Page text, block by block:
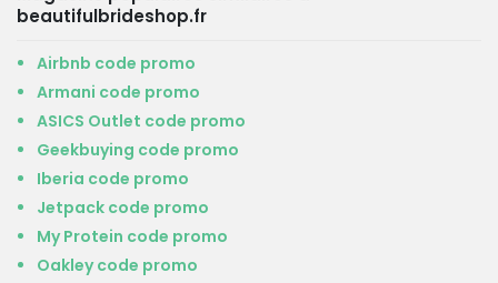
beautifulbrideshop.fr
Airbnb code promo
Armani code promo
ASICS Outlet code promo
Geekbuying code promo
Iberia code promo
Jetpack code promo
My Protein code promo
Oakley code promo